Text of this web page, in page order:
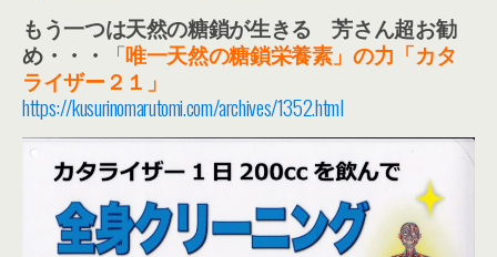
もう一つは天然の糖鎖が生きる 芳さん超お勧
め・・・
「唯一天然の糖鎖栄養素」の力「カタ
ライザー２１」
https://kusurinomarutomi.com/archives/1352.html